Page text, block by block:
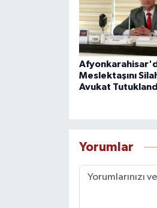
Meslektaşını
Avukat
Yorumlar